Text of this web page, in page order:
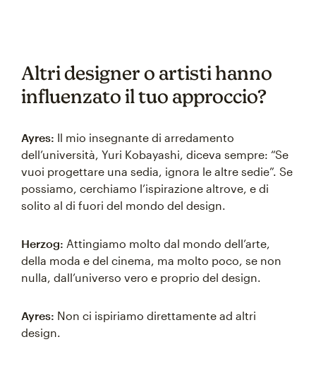
Altri designer o artisti hanno
influenzato il tuo approccio?
Ayres: Il mio insegnante di arredamento
dell’università, Yuri Kobayashi, diceva sempre: “Se
vuoi progettare una sedia, ignora le altre sedie”. Se
possiamo, cerchiamo l’ispirazione altrove, e di
solito al di fuori del mondo del design.
Herzog: Attingiamo molto dal mondo dell’arte,
della moda e del cinema, ma molto poco, se non
nulla, dall’universo vero e proprio del design.
Ayres: Non ci ispiriamo direttamente ad altri
design.